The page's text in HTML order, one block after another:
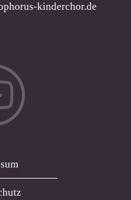
kinderchor.de